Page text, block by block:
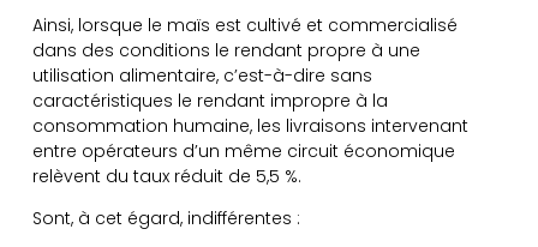
Ainsi, lorsque le maïs est cultivé et commercialisé
dans des conditions le rendant propre à une
utilisation alimentaire, c’est-à-dire sans
caractéristiques le rendant impropre à la
consommation humaine, les livraisons intervenant
entre opérateurs d’un même circuit économique
relèvent du taux réduit de 5,5 %.
Sont, à cet égard, indifférentes :